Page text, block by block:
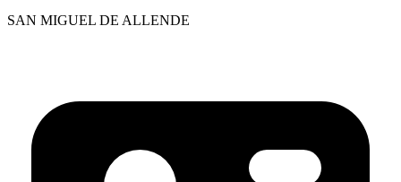
SAN MIGUEL DE ALLENDE